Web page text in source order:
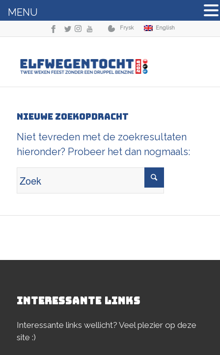
Frysk English
Nieuwe zoekopdracht
Niet tevreden met de zoekresultaten
hieronder? Probeer het dan nogmaals:
INTERESSANTE LINKS
Interessante links wellicht? Veel plezier op deze
site :)
MENU